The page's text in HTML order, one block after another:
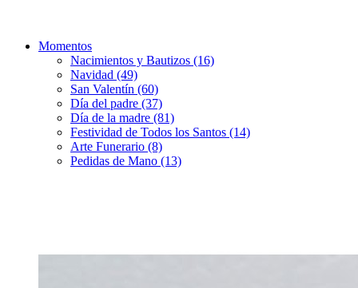
Momentos
Nacimientos y Bautizos (16)
Navidad (49)
San Valentín (60)
Día del padre (37)
Día de la madre (81)
Festividad de Todos los Santos (14)
Arte Funerario (8)
Pedidas de Mano (13)